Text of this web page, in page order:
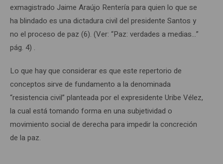
exmagistrado Jaime Araújo Rentería para quien lo que se
ha blindado es una dictadura civil del presidente Santos y
no el proceso de paz (6). (Ver: “Paz: verdades a medias…”
pág. 4) .
Lo que hay que considerar es que este repertorio de
conceptos sirve de fundamento a la denominada
“resistencia civil” planteada por el expresidente Uribe Vélez,
la cual está tomando forma en una subjetividad o
movimiento social de derecha para impedir la concreción
de la paz.